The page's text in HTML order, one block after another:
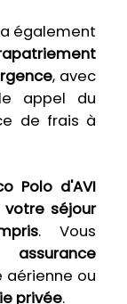
également
, avec
appel du
de frais à
Polo d'AVI
séjour
. Vous
assurance
ou
privée.